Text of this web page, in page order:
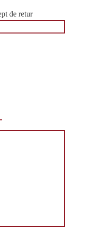
de retur